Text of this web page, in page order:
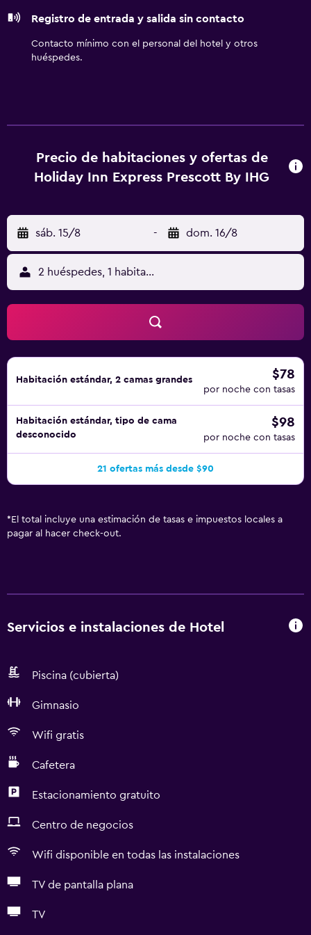
Registro de entrada y salida sin contacto
Contacto mínimo con el personal del hotel y otros
huéspedes.
Precio de habitaciones y ofertas de
Holiday Inn Express Prescott By IHG
sáb. 15/8 - dom. 16/8
2 huéspedes, 1 habitación
Habitación estándar, 2 camas grandes $78
por noche con tasas
Habitación estándar, tipo de cama
desconocido
$98
por noche con tasas
21 ofertas más desde $90
* El total incluye una estimación de tasas e impuestos locales a
pagar al hacer check-out.
Servicios e instalaciones de Hotel
Piscina (cubierta)
Gimnasio
Wifi gratis
Cafetera
Estacionamiento gratuito
Centro de negocios
Wifi disponible en todas las instalaciones
TV de pantalla plana
TV